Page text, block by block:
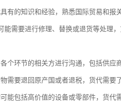
有的知识和经验，熟悉国际贸易和报
能需要进行修理、替换或退货等处理
个环节的相关方进行沟通，包括供应
需要退回原产国或者退税，货代需要
能包括高价值的设备或零部件，货代